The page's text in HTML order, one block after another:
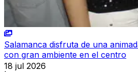
Salamanca disfruta de una
con gran ambiente en el centro
18 jul 2026